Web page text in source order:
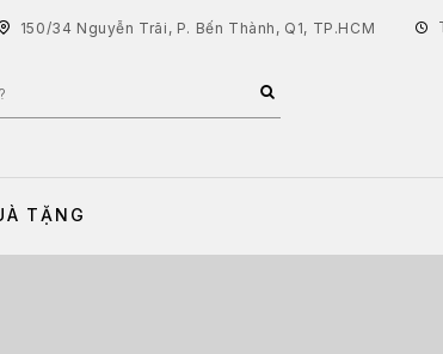
150/34 Nguyễn Trãi, P. Bến Thành, Q1, TP.HCM
TẶNG